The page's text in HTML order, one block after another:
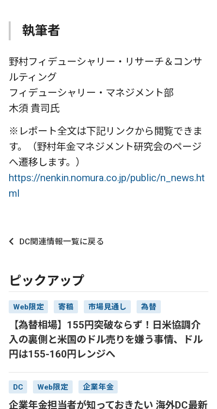
執筆者
野村フィデューシャリー・リサーチ＆コンサ
ルティング
フィデューシャリー・マネジメント部
木須 貴司氏
※レポート全文は下記リンクから閲覧できま
す。（野村年金マネジメント研究会のページ
へ遷移します。）
https://nenkin.nomura.co.jp/public/n_news.ht
ml
DC関連情報一覧に戻る
ピックアップ
Web限定 寄稿 市場見通し 為替
【為替相場】155円突破ならず！日米協調介
入の裏側と米国のドル売りを嫌う事情、ドル
円は155-160円レンジへ
DC Web限定 企業年金
企業年金担当者が知っておきたい 海外DC最新